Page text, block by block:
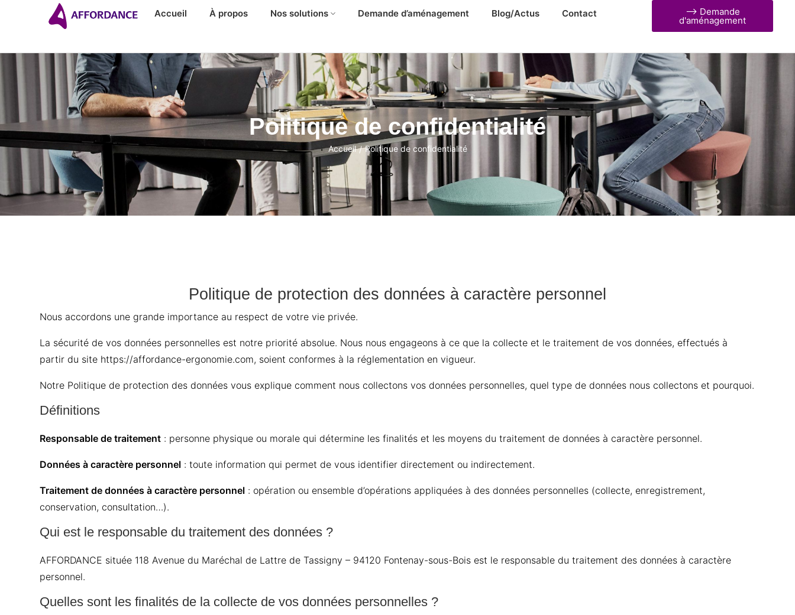
Accueil À propos Nos solutions Demande d’aménagement Blog/Actus Contact ⟶ Demande
d'aménagement
Politique de confidentialité
Accueil / Politique de confidentialité
Politique de protection des données à caractère personnel
Nous accordons une grande importance au respect de votre vie privée.
La sécurité de vos données personnelles est notre priorité absolue. Nous nous engageons à ce que la collecte et le traitement de vos données, effectués à
partir du site https://affordance-ergonomie.com, soient conformes à la réglementation en vigueur.
Notre Politique de protection des données vous explique comment nous collectons vos données personnelles, quel type de données nous collectons et pourquoi.
Définitions
Responsable de traitement : personne physique ou morale qui détermine les finalités et les moyens du traitement de données à caractère personnel.
Données à caractère personnel : toute information qui permet de vous identifier directement ou indirectement.
Traitement de données à caractère personnel : opération ou ensemble d’opérations appliquées à des données personnelles (collecte, enregistrement,
conservation, consultation…).
Qui est le responsable du traitement des données ?
AFFORDANCE située 118 Avenue du Maréchal de Lattre de Tassigny – 94120 Fontenay-sous-Bois est le responsable du traitement des données à caractère
personnel.
Quelles sont les finalités de la collecte de vos données personnelles ?